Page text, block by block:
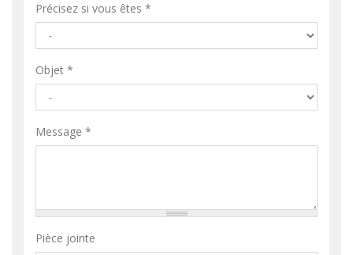
Précisez si vous êtes *
Objet *
Message *
Pièce jointe